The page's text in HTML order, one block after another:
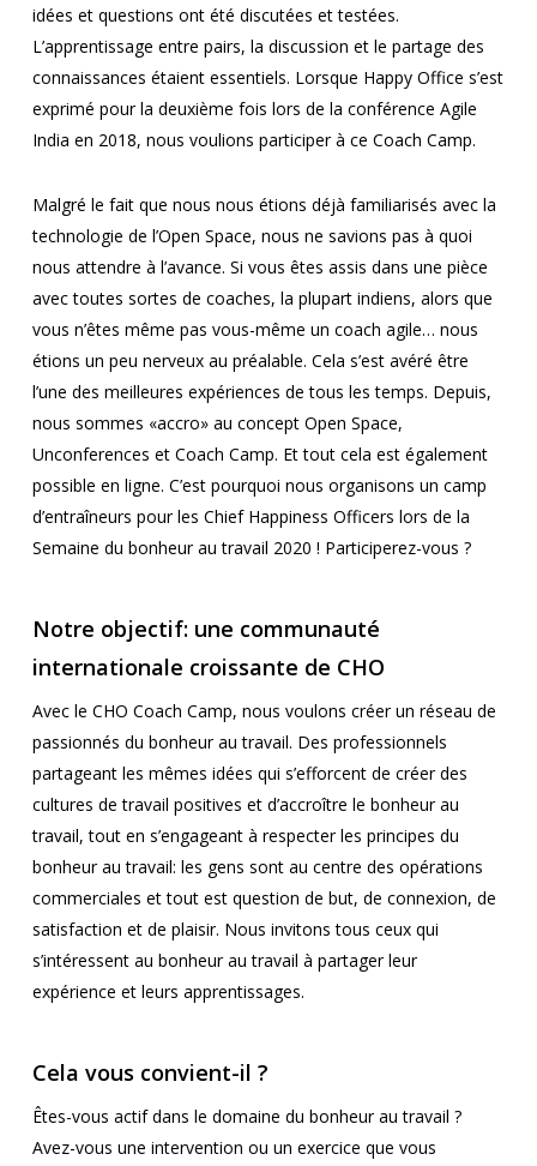
idées et questions ont été discutées et testées.
L’apprentissage entre pairs, la discussion et le partage des
connaissances étaient essentiels. Lorsque Happy Office s’est
exprimé pour la deuxième fois lors de la conférence Agile
India en 2018, nous voulions participer à ce Coach Camp.
Malgré le fait que nous nous étions déjà familiarisés avec la
technologie de l’Open Space, nous ne savions pas à quoi
nous attendre à l’avance. Si vous êtes assis dans une pièce
avec toutes sortes de coaches, la plupart indiens, alors que
vous n’êtes même pas vous-même un coach agile… nous
étions un peu nerveux au préalable. Cela s’est avéré être
l’une des meilleures expériences de tous les temps. Depuis,
nous sommes «accro» au concept Open Space,
Unconferences et Coach Camp. Et tout cela est également
possible en ligne. C’est pourquoi nous organisons un camp
d’entraîneurs pour les Chief Happiness Officers lors de la
Semaine du bonheur au travail 2020 ! Participerez-vous ?
Notre objectif: une communauté
internationale croissante de CHO
Avec le CHO Coach Camp, nous voulons créer un réseau de
passionnés du bonheur au travail. Des professionnels
partageant les mêmes idées qui s’efforcent de créer des
cultures de travail positives et d’accroître le bonheur au
travail, tout en s’engageant à respecter les principes du
bonheur au travail: les gens sont au centre des opérations
commerciales et tout est question de but, de connexion, de
satisfaction et de plaisir. Nous invitons tous ceux qui
s’intéressent au bonheur au travail à partager leur
expérience et leurs apprentissages.
Cela vous convient-il ?
Êtes-vous actif dans le domaine du bonheur au travail ?
Avez-vous une intervention ou un exercice que vous